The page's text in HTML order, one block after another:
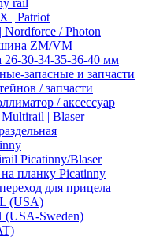
rail
| Patriot
Nordforce / Photon
ZM/VM
26-30-34-35-36-40 мм
запасные и запчасти
/ запчасти
/ аксессуар
| Blaser
Picatinny/Blaser
планку Picatinny
для прицела
(USA)
Sweden)